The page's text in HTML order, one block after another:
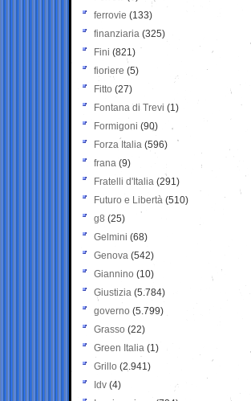
ferrovie (133)
finanziaria (325)
Fini (821)
fioriere (5)
Fitto (27)
Fontana di Trevi (1)
Formigoni (90)
Forza Italia (596)
frana (9)
Fratelli d'Italia (291)
Futuro e Libertà (510)
g8 (25)
Gelmini (68)
Genova (542)
Giannino (10)
Giustizia (5.784)
governo (5.799)
Grasso (22)
Green Italia (1)
Grillo (2.941)
Idv (4)